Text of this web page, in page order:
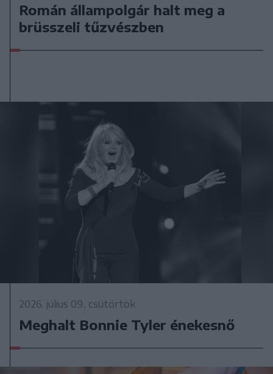
Román állampolgár halt meg a
brüsszeli tűzvészben
2026. július 09., csütörtök
Meghalt Bonnie Tyler énekesnő